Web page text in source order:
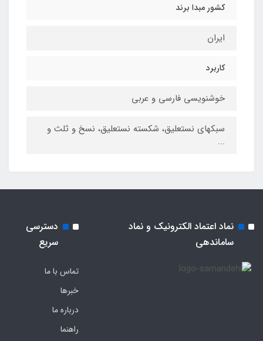
کشور مبدا برند
ایران
کاربرد
خوشنویسی فارسی و عربی
سبکهای نستعلیق، شکسته نستعلیق، نسخ و ثلث و
...
نماد اعتماد الکترونیک و نماد
ساماندهی
دسترسی
سریع
تماس با ما
خبرها
درباره ما
راهنما